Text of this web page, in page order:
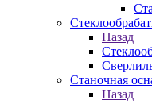
Назад
Станочная
Назад